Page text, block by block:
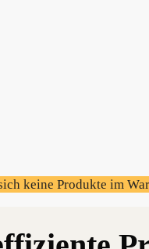
keine Produkte im